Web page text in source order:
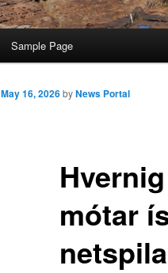
Sample Page
mótar
May 16, 2026byNews Portal